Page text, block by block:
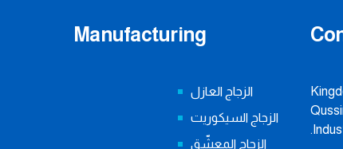
Manufacturing
الزجاج العازل
الزجاج السيكوريت
الزجاج المعشّق